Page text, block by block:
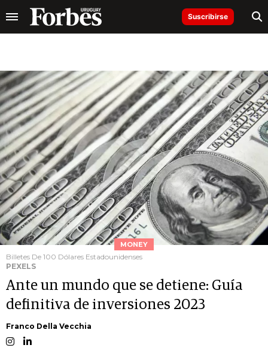
Suscribirse
MONEY
Billetes De 100 Dólares Estadounidenses
PEXELS
Ante un mundo que se detiene: Guía
definitiva de inversiones 2023
Franco Della Vecchia